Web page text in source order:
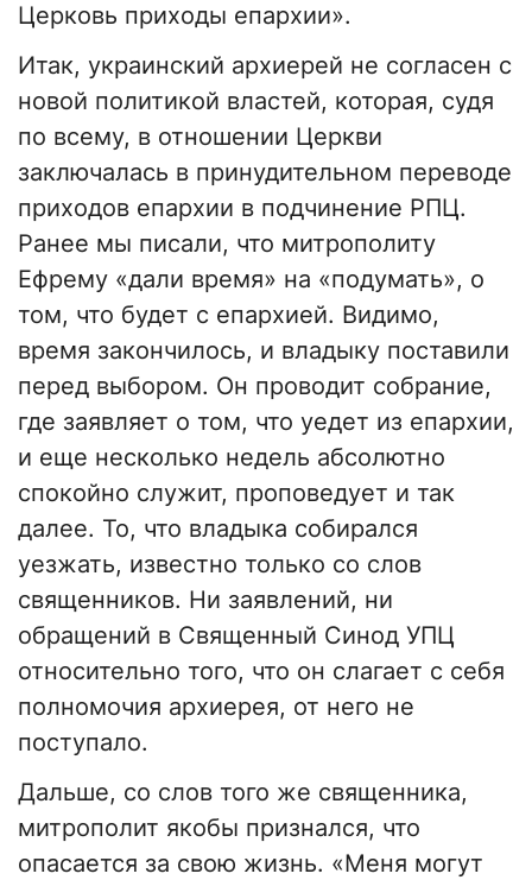
Церковь приходы епархии».
Итак, украинский архиерей не согласен с
новой политикой властей, которая, судя
по всему, в отношении Церкви
заключалась в принудительном переводе
приходов епархии в подчинение РПЦ.
Ранее мы писали, что митрополиту
Ефрему «дали время» на «подумать», о
том, что будет с епархией. Видимо,
время закончилось, и владыку поставили
перед выбором. Он проводит собрание,
где заявляет о том, что уедет из епархии,
и еще несколько недель абсолютно
спокойно служит, проповедует и так
далее. То, что владыка собирался
уезжать, известно только со слов
священников. Ни заявлений, ни
обращений в Священный Синод УПЦ
относительно того, что он слагает с себя
полномочия архиерея, от него не
поступало.
Дальше, со слов того же священника,
митрополит якобы признался, что
опасается за свою жизнь. «Меня могут